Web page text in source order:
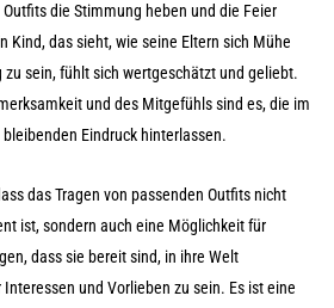
die Stimmung heben und die Feier
Kind, das sieht, wie seine Eltern sich Mühe
sein, fühlt sich wertgeschätzt und geliebt.
und des Mitgefühls sind es, die im
Eindruck hinterlassen.
das Tragen von passenden Outfits nicht
ist, sondern auch eine Möglichkeit für
dass sie bereit sind, in ihre Welt
und Vorlieben zu sein. Es ist eine